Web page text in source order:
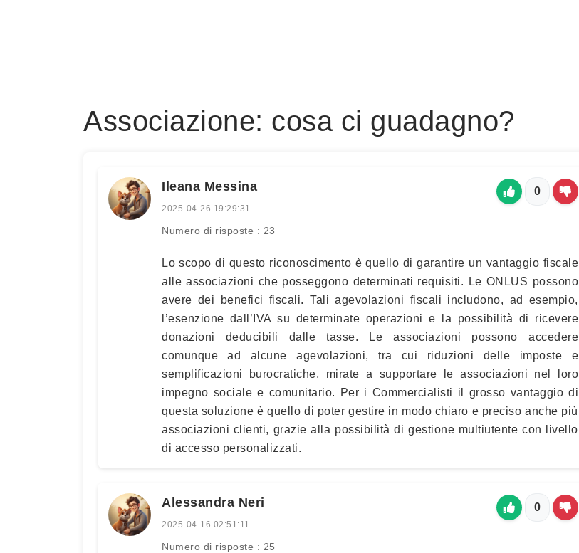
Associazione: cosa ci guadagno?
Ileana Messina
2025-04-26 19:29:31
Numero di risposte : 23
0
Lo scopo di questo riconoscimento è quello di garantire un vantaggio fiscale
alle associazioni che posseggono determinati requisiti. Le ONLUS possono
avere dei benefici fiscali. Tali agevolazioni fiscali includono, ad esempio,
l’esenzione dall’IVA su determinate operazioni e la possibilità di ricevere
donazioni deducibili dalle tasse. Le associazioni possono accedere
comunque ad alcune agevolazioni, tra cui riduzioni delle imposte e
semplificazioni burocratiche, mirate a supportare le associazioni nel loro
impegno sociale e comunitario. Per i Commercialisti il grosso vantaggio di
questa soluzione è quello di poter gestire in modo chiaro e preciso anche più
associazioni clienti, grazie alla possibilità di gestione multiutente con livello
di accesso personalizzati.
Alessandra Neri
2025-04-16 02:51:11
Numero di risposte : 25
0